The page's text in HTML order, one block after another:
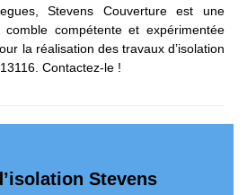
Stevens Couverture est une
compétente et expérimentée
la réalisation des travaux d’isolation
Contactez-le !
Stevens